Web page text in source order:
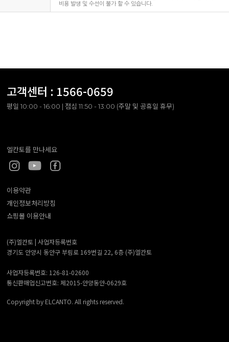
비용 발생 및 수선이 불가 할 수 있습니다.
고객센터 : 1566-0659
평일 10:00 - 16:00 | 점심 11:50 - 13:00 (주말 및 공휴일 휴무)
엘칸토를 만나세요
이용약관
개인정보처리방침
쇼핑몰 이용안내
(주)엘칸토 | 사업자등록번호
경기도 안양시 동안구 부림로 169번길 22, 6층 (주)엘칸토
사업자등록번호: 126-81-02600
통신판매업신고번호: 제2015-안양동안-0629호
Copyright by ELCANTO. All rights reserved.